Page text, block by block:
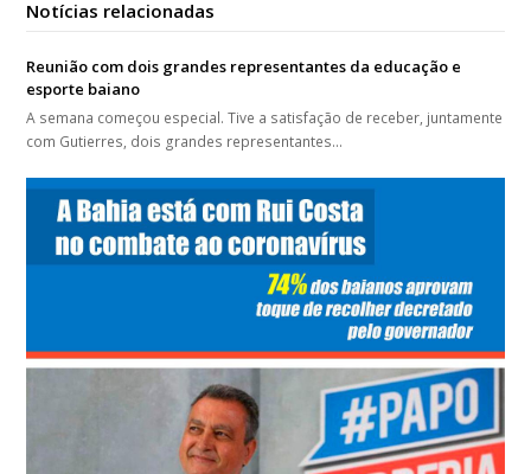
Notícias relacionadas
Reunião com dois grandes representantes da educação e
esporte baiano
A semana começou especial. Tive a satisfação de receber, juntamente
com Gutierres, dois grandes representantes…